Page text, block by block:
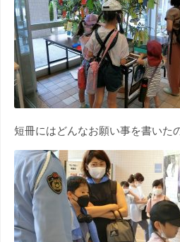
短冊にはどんなお願い事を書いた